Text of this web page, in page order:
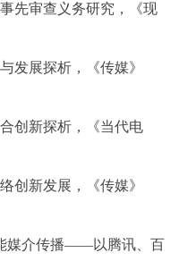
先审查义务研究，《现
发展探析，《传媒》
创新探析，《当代电
创新发展，《传媒》
媒介传播——以腾讯、百